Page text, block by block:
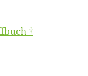
†